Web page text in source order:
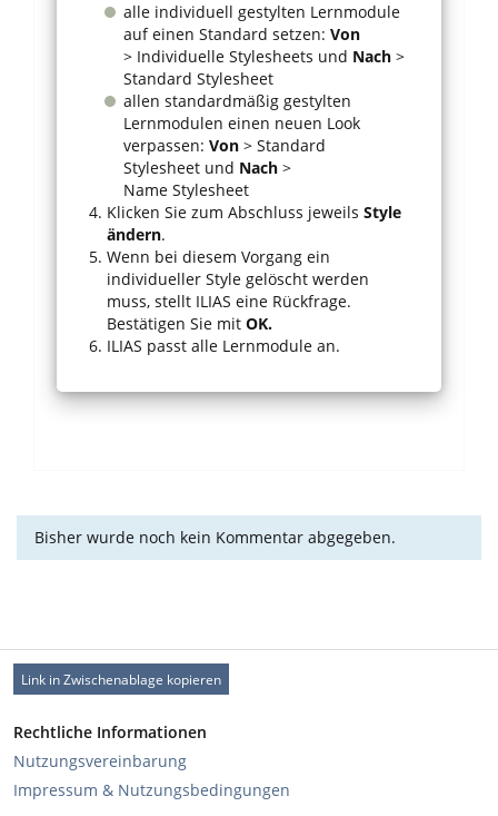
alle individuell gestylten Lernmodule
auf einen Standard setzen: Von
> Individuelle Stylesheets und Nach >
Standard Stylesheet
allen standardmäßig gestylten
Lernmodulen einen neuen Look
verpassen: Von > Standard
Stylesheet und Nach >
Name Stylesheet
Klicken Sie zum Abschluss jeweils Style
ändern.
Wenn bei diesem Vorgang ein
individueller Style gelöscht werden
muss, stellt ILIAS eine Rückfrage.
Bestätigen Sie mit OK.
ILIAS passt alle Lernmodule an.
Bisher wurde noch kein Kommentar abgegeben.
Link in Zwischenablage kopieren
Rechtliche Informationen
Nutzungsvereinbarung
Impressum & Nutzungsbedingungen